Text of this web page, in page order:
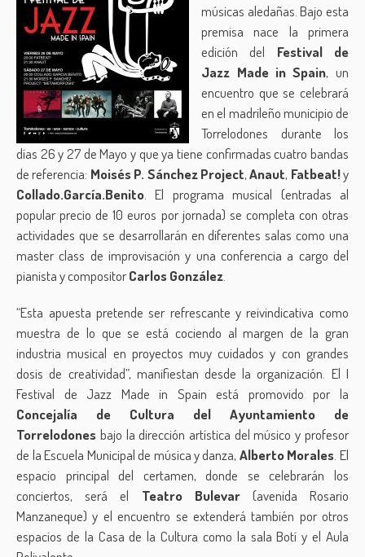
músicas aledañas. Bajo esta
premisa nace la primera
edición del Festival de
Jazz Made in Spain, un
encuentro que se celebrará
en el madrileño municipio de
Torrelodones durante los
días 26 y 27 de Mayo y que ya tiene confirmadas cuatro bandas
de referencia: Moisés P. Sánchez Project,Anaut, Fatbeat!y
Collado.García.Benito . El programa musical (entradas al
popular precio de 10 euros por jornada) se completa con otras
actividades que se desarrollarán en diferentes salas como una
master class de improvisación y una conferencia a cargo del
pianista y compositorCarlos González
“Esta apuesta pretende ser refrescante y reivindicativa como
muestra de lo que se está cociendo al margen de la gran
industria musical en proyectos muy cuidados y con grandes
dosis de creatividad”, manifiestan desde la organización. El I
Festival de Jazz Made in Spain está promovido por la
Concejalía de Cultura del Ayuntamiento de
Torrelodones bajo la dirección artística del músico y profesor
de la Escuela Municipal de música y danza, Alberto Morales . El
espacio principal del certamen, donde se celebrarán los
conciertos, será el Teatro Bulevar(avenida Rosario
Manzaneque) y el encuentro se extenderá también por otros
espacios de la Casa de la Cultura como la sala Botí y el Aula